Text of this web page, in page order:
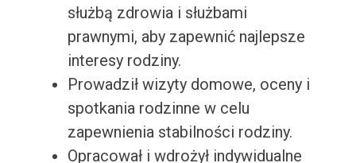
służbą zdrowia i służbami
prawnymi, aby zapewnić najlepsze
interesy rodziny.
Prowadził wizyty domowe, oceny i
spotkania rodzinne w celu
zapewnienia stabilności rodziny.
Opracował i wdrożył indywidualne